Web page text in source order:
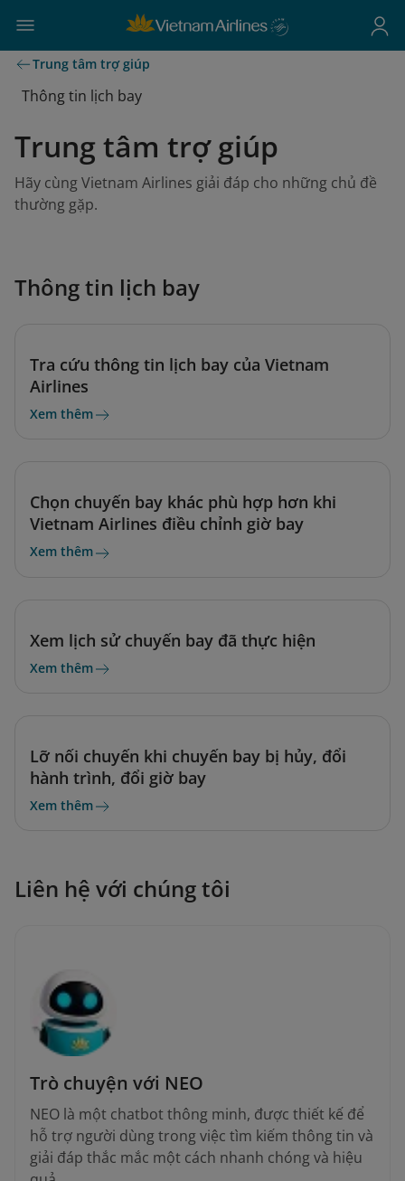
Trung tâm trợ giúp
Thông tin lịch bay
Trung tâm trợ giúp
Hãy cùng Vietnam Airlines giải đáp cho những chủ đề
thường gặp.
Thông tin lịch bay
Tra cứu thông tin lịch bay của Vietnam
Airlines
Xem thêm
Chọn chuyến bay khác phù hợp hơn khi
Vietnam Airlines điều chỉnh giờ bay
Xem thêm
Xem lịch sử chuyến bay đã thực hiện
Xem thêm
Lỡ nối chuyến khi chuyến bay bị hủy, đổi
hành trình, đổi giờ bay
Xem thêm
Liên hệ với chúng tôi
Trò chuyện với NEO
NEO là một chatbot thông minh, được thiết kế để
hỗ trợ người dùng trong việc tìm kiếm thông tin và
giải đáp thắc mắc một cách nhanh chóng và hiệu